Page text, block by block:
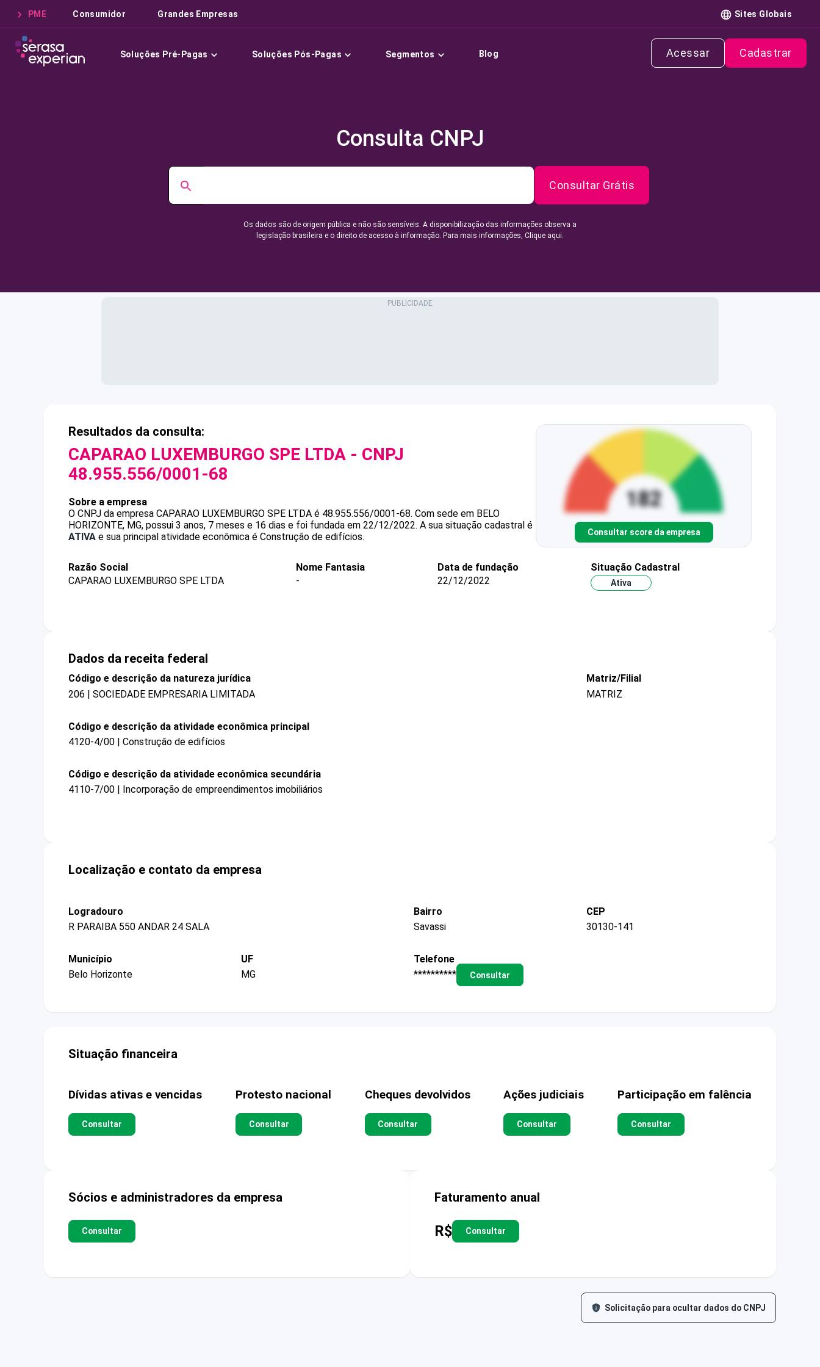
PME Consumidor Grandes Empresas Sites Globais
Soluções Pré-Pagas Soluções Pós-Pagas Segmentos Blog Acessar Cadastrar
Consulta CNPJ
Consultar Grátis
Os dados são de origem pública e não são sensíveis. A disponibilização das informações observa a
legislação brasileira e o direito de acesso à informação. Para mais informações, Clique aqui.
Resultados da consulta:
CAPARAO LUXEMBURGO SPE LTDA - CNPJ
48.955.556/0001-68
Sobre a empresa
O CNPJ da empresa CAPARAO LUXEMBURGO SPE LTDA é 48.955.556/0001-68. Com sede em BELO
HORIZONTE, MG, possui 3 anos, 7 meses e 16 dias e foi fundada em 22/12/2022. A sua situação cadastral é
ATIVA e sua principal atividade econômica é Construção de edifícios. Consultar score da empresa
Razão Social
CAPARAO LUXEMBURGO SPE LTDA
Nome Fantasia
-
Data de fundação
22/12/2022
Situação Cadastral
Ativa
Dados da receita federal
Código e descrição da natureza jurídica
206 | SOCIEDADE EMPRESARIA LIMITADA
Matriz/Filial
MATRIZ
Código e descrição da atividade econômica principal
4120-4/00 | Construção de edifícios
Código e descrição da atividade econômica secundária
4110-7/00 | Incorporação de empreendimentos imobiliários
Localização e contato da empresa
Logradouro
R PARAIBA 550 ANDAR 24 SALA
Bairro
Savassi
CEP
30130-141
Município
Belo Horizonte
UF
MG
Telefone
**********
Consultar
Situação financeira
Dívidas ativas e vencidas
Consultar
Protesto nacional
Consultar
Cheques devolvidos
Consultar
Ações judiciais
Consultar
Participação em falência
Consultar
Sócios e administradores da empresa
Consultar
Faturamento anual
R$ Consultar
Solicitação para ocultar dados do CNPJ